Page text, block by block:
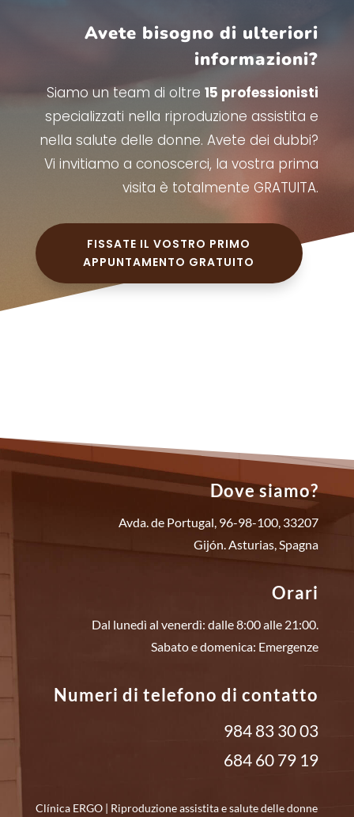
Avete bisogno di ulteriori
informazioni?
Siamo un team di oltre15 professionisti
specializzati nella riproduzione assistita e
nella salute delle donne. Avete dei dubbi?
Vi invitiamo a conoscerci, la vostra prima
visita è totalmente GRATUITA.
FISSATE IL VOSTRO PRIMO
APPUNTAMENTO GRATUITO
Dove siamo?
Avda. de Portugal, 96-98-100, 33207
Gijón. Asturias, Spagna
Orari
Dal lunedì al venerdì: dalle 8:00 alle 21:00.
Sabato e domenica: Emergenze
Numeri di telefono di contatto
984 83 30 03
684 60 79 19
Clínica ERGO | Riproduzione assistita e salute delle donne